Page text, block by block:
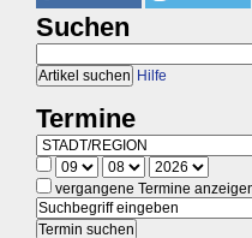
Suchen
Hilfe
Termine
vergangene Termine